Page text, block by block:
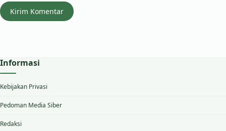
Informasi
Kebijakan Privasi
Pedoman Media Siber
Redaksi